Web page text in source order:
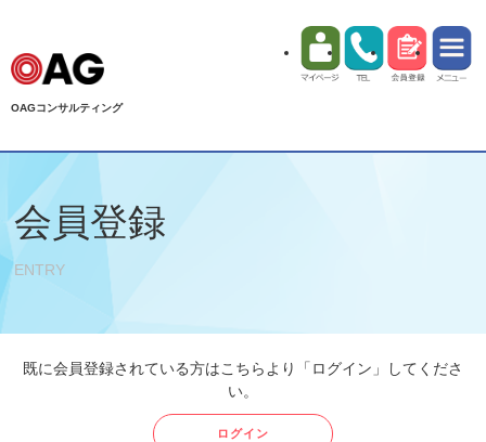
OAGコンサルティング
会員登録
ENTRY
既に会員登録されている方はこちらより「ログイン」してくださ
い。
ログイン